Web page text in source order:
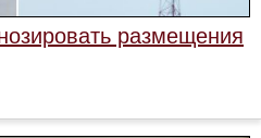
размещения